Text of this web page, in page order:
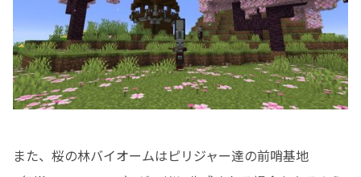
また、桜の林バイオームはピリジャー達の前哨基地